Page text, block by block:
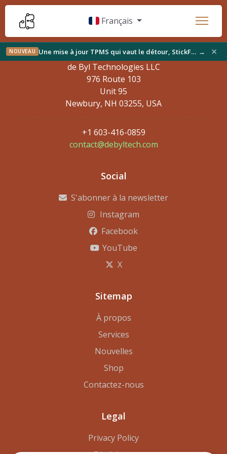
Français
NOUVEAU Une mise à jour TPMS qui vaut le détour, StickFree trouve son public et du nouveau sur l'établi → ×
de Byl Technologies LLC
976 Route 103
Unit 95
Newbury, NH 03255, USA
+1 603-416-0859
contact@debyltech.com
Social
S'abonner à la newsletter
Instagram
Facebook
YouTube
X
Sitemap
À propos
Services
Nouvelles
Shop
Contactez-nous
Legal
Privacy Policy